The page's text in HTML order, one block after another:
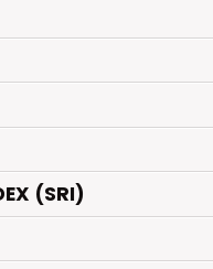
(SRI)